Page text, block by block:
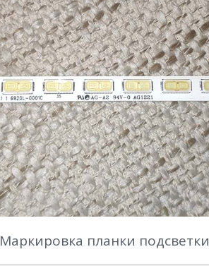
Маркировка планки подсветки